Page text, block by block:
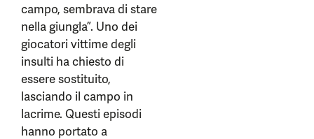
campo, sembrava di stare
nella giungla”. Uno dei
giocatori vittime degli
insulti ha chiesto di
essere sostituito,
lasciando il campo in
lacrime. Questi episodi
hanno portato a